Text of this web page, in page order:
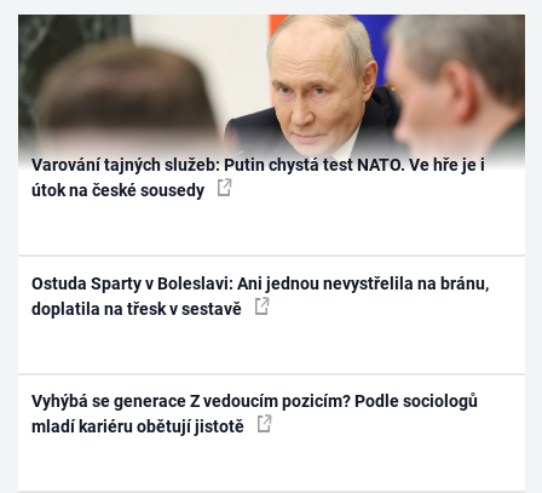
Varování tajných služeb: Putin chystá test NATO. Ve hře je i
útok na české sousedy
Ostuda Sparty v Boleslavi: Ani jednou nevystřelila na bránu,
doplatila na třesk v sestavě
Vyhýbá se generace Z vedoucím pozicím? Podle sociologů
mladí kariéru obětují jistotě